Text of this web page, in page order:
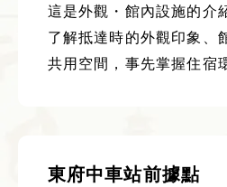
這是外觀・館內設施的介
了解抵達時的外觀印象、
共用空間，事先掌握住宿
東府中車站前據點